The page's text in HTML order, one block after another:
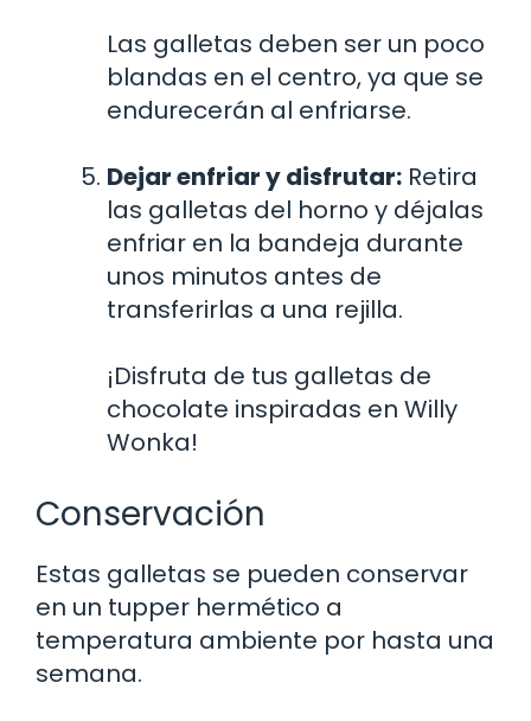
Las galletas deben ser un poco
blandas en el centro, ya que se
endurecerán al enfriarse.
Dejar enfriar y disfrutar: Retira
las galletas del horno y déjalas
enfriar en la bandeja durante
unos minutos antes de
transferirlas a una rejilla.
¡Disfruta de tus galletas de
chocolate inspiradas en Willy
Wonka!
Conservación
Estas galletas se pueden conservar
en un tupper hermético a
temperatura ambiente por hasta una
semana.